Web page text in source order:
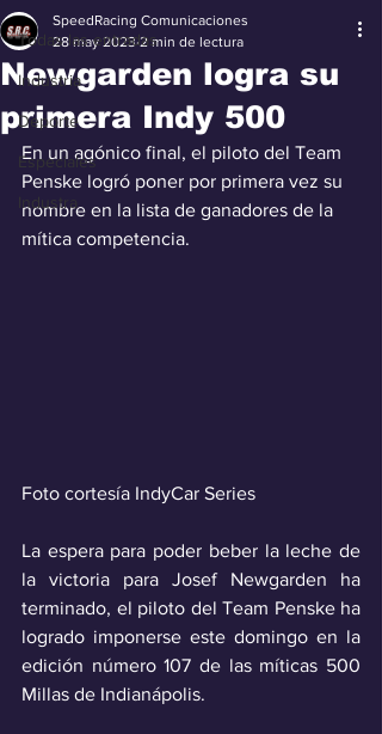
Todas las entradas
Industria
Deporte
Especiales
Industra
Newgarden logra su
primera Indy 500
SpeedRacing Comunicaciones
28 may 2023 2 min de lectura
En un agónico final, el piloto del Team
Penske logró poner por primera vez su
nombre en la lista de ganadores de la
mítica competencia.
Foto cortesía IndyCar Series
La espera para poder beber la leche de
la victoria para Josef Newgarden ha
terminado, el piloto del Team Penske ha
logrado imponerse este domingo en la
edición número 107 de las míticas 500
Millas de Indianápolis.